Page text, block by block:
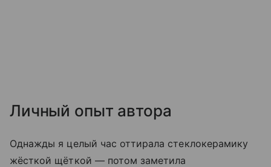
Личный опыт автора
Однажды я целый час оттирала стеклокерамику
жёсткой щёткой — потом заметила